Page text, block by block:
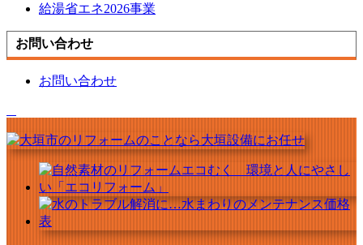
給湯省エネ2026事業
お問い合わせ
お問い合わせ